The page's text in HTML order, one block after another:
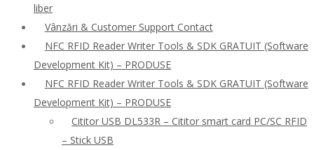
liber
Vânzări & Customer Support Contact
NFC RFID Reader Writer Tools & SDK GRATUIT (Software
Development Kit) – PRODUSE
NFC RFID Reader Writer Tools & SDK GRATUIT (Software
Development Kit) – PRODUSE
Cititor USB DL533R – Cititor smart card PC/SC RFID
– Stick USB